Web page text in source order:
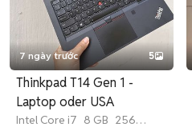
7 ngày trước 5
Thinkpad T14 Gen 1 -
Laptop oder USA
Intel Core i7 8 GB 256